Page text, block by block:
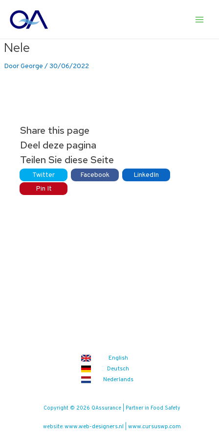
naar
Nele
DoorGeorge /30/06/2022
Share this page
Deel deze pagina
Teilen Sie diese Seite
Twitter Facebook
LinkedIn
Pin It
English
Deutsch
Nederlands
Copyright © 2026 QAssurance | Partner in Food Safety
website: www.web-designers.nl www.cursuswp.com